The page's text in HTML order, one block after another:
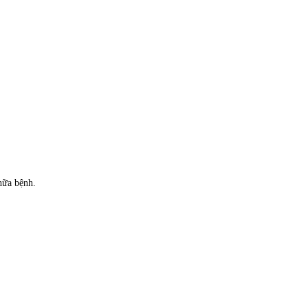
bệnh.